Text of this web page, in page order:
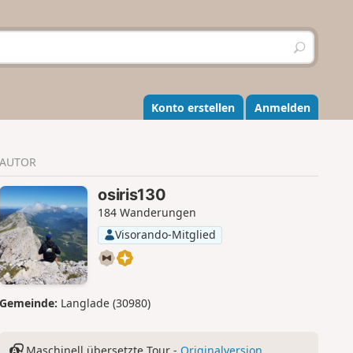
S
u
h
e
n
Konto erstellen Anmelden
AUTOR
osiris130
184 Wanderungen
Visorando-Mitglied
Gemeinde: Langlade (30980)
Maschinell übersetzte Tour - Originalversion